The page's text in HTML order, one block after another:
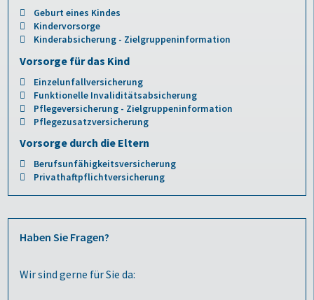
Geburt eines Kindes
Kindervorsorge
Kinderabsicherung - Zielgruppeninformation
Vorsorge für das Kind
Einzelunfallversicherung
Funktionelle Invaliditätsabsicherung
Pflegeversicherung - Zielgruppeninformation
Pflegezusatzversicherung
Vorsorge durch die Eltern
Berufsunfähigkeitsversicherung
Privathaftpflichtversicherung
Haben Sie Fragen?
Wir sind gerne für Sie da: